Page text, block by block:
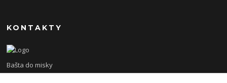
KONTAKTY
Bašta do misky